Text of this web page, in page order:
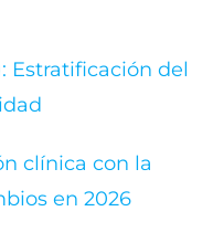
Estratificación del
clínica con la
en 2026